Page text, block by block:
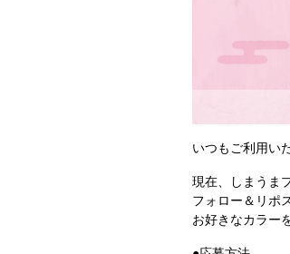
いつもご利用い
現在、しまうま
フォロー＆リポ
お好きなカラー